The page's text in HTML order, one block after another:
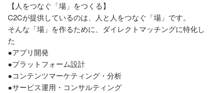
【人をつなぐ「場」をつくる】
C2Cが提供しているのは、人と人をつなぐ「場」です。
そんな「場」を作るために、ダイレクトマッチングに特化し
た
●アプリ開発
●プラットフォーム設計
●コンテンツマーケティング・分析
●サービス運用・コンサルティング